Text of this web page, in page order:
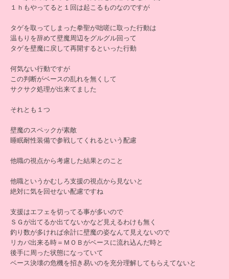
１ｈもやってると１回は起こるものなのですが
タゲを取ってしまった拳聖が咄嗟に取った行動は
温もりを辞めて壁魔周辺をグルグル回って
タゲを壁魔に戻して再開するといった行動
何気ない行動ですが
この判断がベースの乱れを無くして
サクサク処理が出来てました
それとも１つ
壁魔のスペックが素敵
睡眠耐性装備で参戦してくれるという配慮
他職の視点から考慮した結果とのこと
他職というかむしろ支援の視点から見ないと
絶対に気を回せない配慮ですね
支援はエフェを切ってる事が多いので
ＳＧが出てるか出てないかなど見えるわけも無く
釣り数が多ければ余計に壁魔の姿なんて見えないので
リカバ出来る時＝ＭＯＢがベースに流れ込んだ時と
後手に周った状態になっていて
ベース決壊の危機を招き易いのを充分理解してもらえてないと